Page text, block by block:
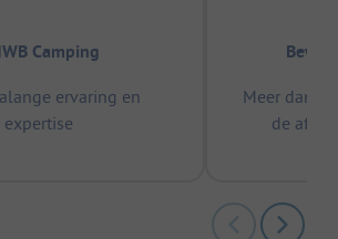
Camping
ervaring en
expertise
Meer dan
de